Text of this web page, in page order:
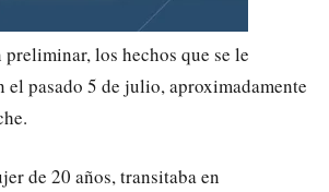
los hechos que se le
pasado 5 de julio, aproximadamente
de 20 años, transitaba en